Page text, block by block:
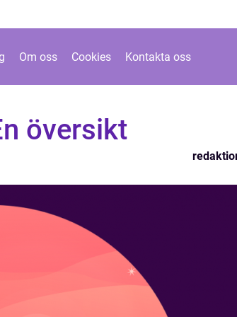
Om oss Cookies Kontakta oss
översikt